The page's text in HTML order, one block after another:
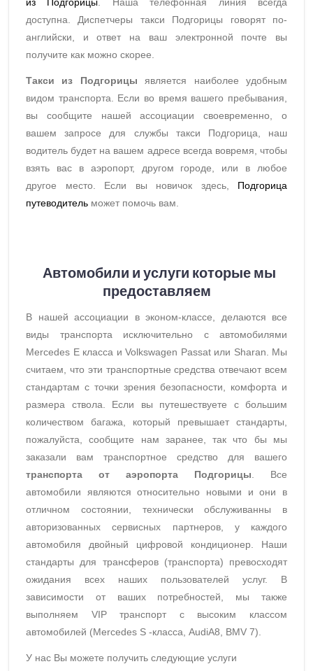
доступна. Диспетчеры такси Подгорицы говорят по-
английски, и ответ на ваш электронной почте вы
получите как можно скорее.
Такси из Подгорицы является наиболее удобным
видом транспорта. Если во время вашего пребывания,
вы сообщите нашей ассоциации своевременно, о
вашем запросе для службы такси Подгорица, наш
водитель будет на вашем адресе всегда вовремя, чтобы
взять вас в аэропорт, другом городе, или в любое
другое место. Если вы новичок здесь, Подгорица
путеводитель может помочь вам.
Автомобили и услуги которые мы
предоставляем
В нашей ассоциации в эконом-классе, делаются все
виды транспорта исключительно с автомобилями
Mercedes E класса и Volkswagen Passat или Sharan. Мы
считаем, что эти транспортные средства отвечают всем
стандартам с точки зрения безопасности, комфорта и
размера ствола. Если вы путешествуете с большим
количеством багажа, который превышает стандарты,
пожалуйста, сообщите нам заранее, так что бы мы
заказали вам транспортное средство для вашего
транспорта от аэропорта Подгорицы . Все
автомобили являются относительно новыми и они в
отличном состоянии, технически обслуживанны в
авторизованных сервисных партнеров, у каждого
автомобиля двойный цифровой кондиционер. Наши
стандарты для трансферов (транспорта) превосходят
ожидания всех наших пользователей услуг. В
зависимости от ваших потребностей, мы также
выполняем VIP транспорт с высоким классом
автомобилей (Mercedes S -класса, AudiA8, BMV 7).
У нас Вы можете получить следующие услуги